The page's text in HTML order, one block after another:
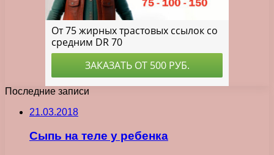
Последние записи
21.03.2018
Сыпь на теле у ребенка